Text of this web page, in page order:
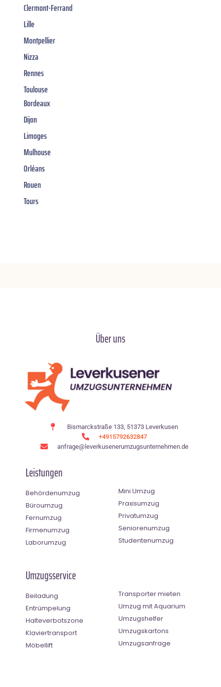
Clermont-Ferrand
Lille
Montpellier
Nizza
Rennes
Toulouse
Bordeaux
Dijon
Limoges
Mulhouse
Orléans
Rouen
Tours
Über uns
Bismarckstraße 133, 51373 Leverkusen
+4915792632847
anfrage@leverkusenerumzugsunternehmen.de
Leistungen
Behördenumzug
Büroumzug
Fernumzug
Firmenumzug
Laborumzug
Mini Umzug
Praxisumzug
Privatumzug
Seniorenumzug
Studentenumzug
Umzugsservice
Beiladung
Entrümpelung
Halteverbotszone
Klaviertransport
Möbellift
Transporter mieten
Umzug mit Aquarium
Umzugshelfer
Umzugskartons
Umzugsanfrage